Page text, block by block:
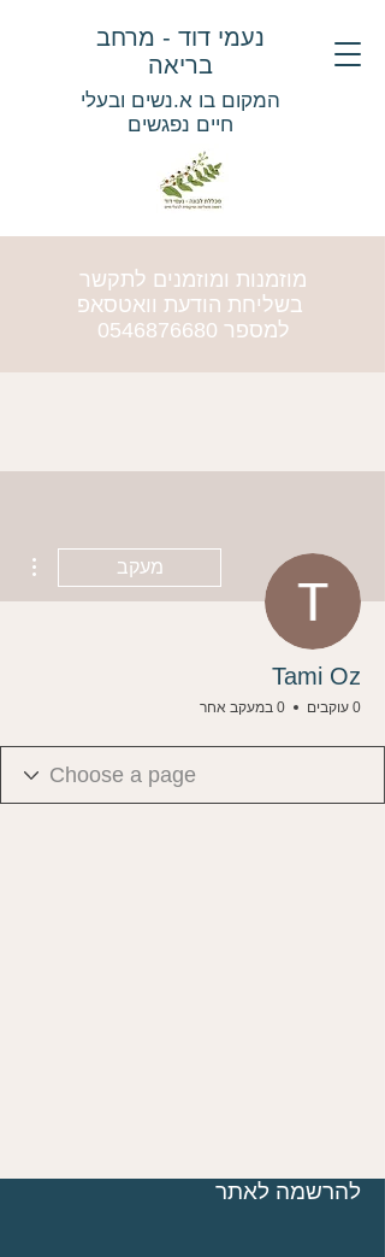
נעמי דוד - מרחב
בריאה
המקום בו א.נשים ובעלי
חיים נפגשים
מוזמנות ומוזמנים לתקשר
בשליחת הודעת וואטסאפ
למספר 0546876680
מעקב
Tami Oz
0 עוקבים 0 במעקב אחר
להרשמה לאתר